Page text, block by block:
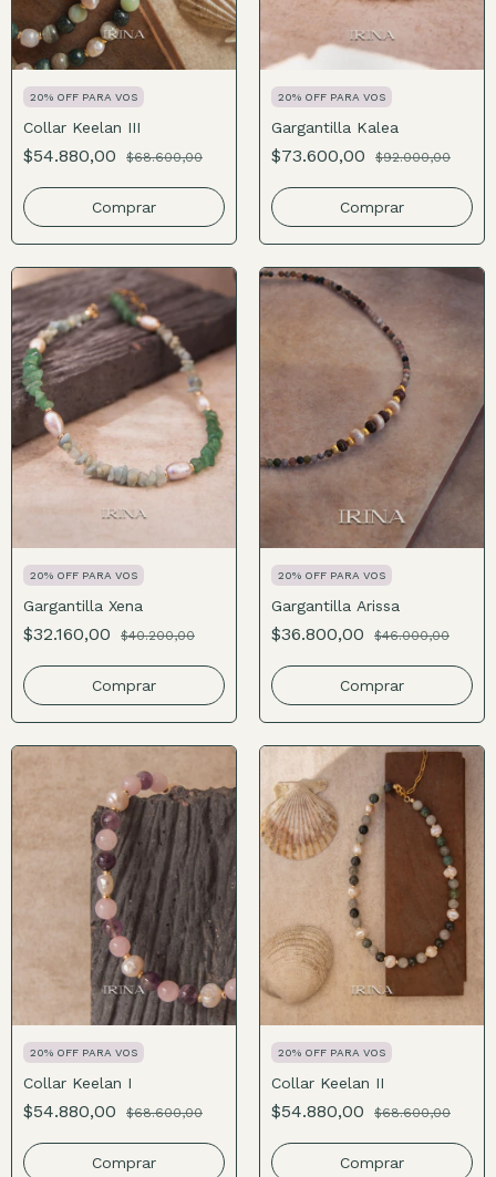
20% OFF PARA VOS
Collar Keelan III
$54.880,00 $68.600,00
Comprar
20% OFF PARA VOS
Gargantilla Kalea
$73.600,00 $92.000,00
Comprar
20% OFF PARA VOS
Gargantilla Xena
$32.160,00 $40.200,00
Comprar
20% OFF PARA VOS
Gargantilla Arissa
$36.800,00 $46.000,00
Comprar
20% OFF PARA VOS
Collar Keelan I
$54.880,00 $68.600,00
Comprar
20% OFF PARA VOS
Collar Keelan II
$54.880,00 $68.600,00
Comprar